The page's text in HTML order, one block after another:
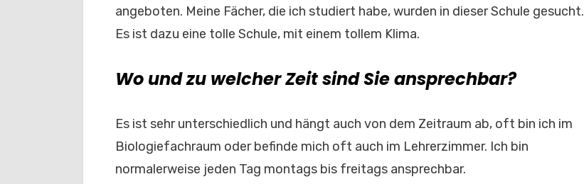
angeboten. Meine Fächer, die ich studiert habe, wurden in dieser Schule gesucht.
Es ist dazu eine tolle Schule, mit einem tollem Klima.
Wo und zu welcher Zeit sind Sie ansprechbar?
Es ist sehr unterschiedlich und hängt auch von dem Zeitraum ab, oft bin ich im
Biologiefachraum oder befinde mich oft auch im Lehrerzimmer. Ich bin
normalerweise jeden Tag montags bis freitags ansprechbar.